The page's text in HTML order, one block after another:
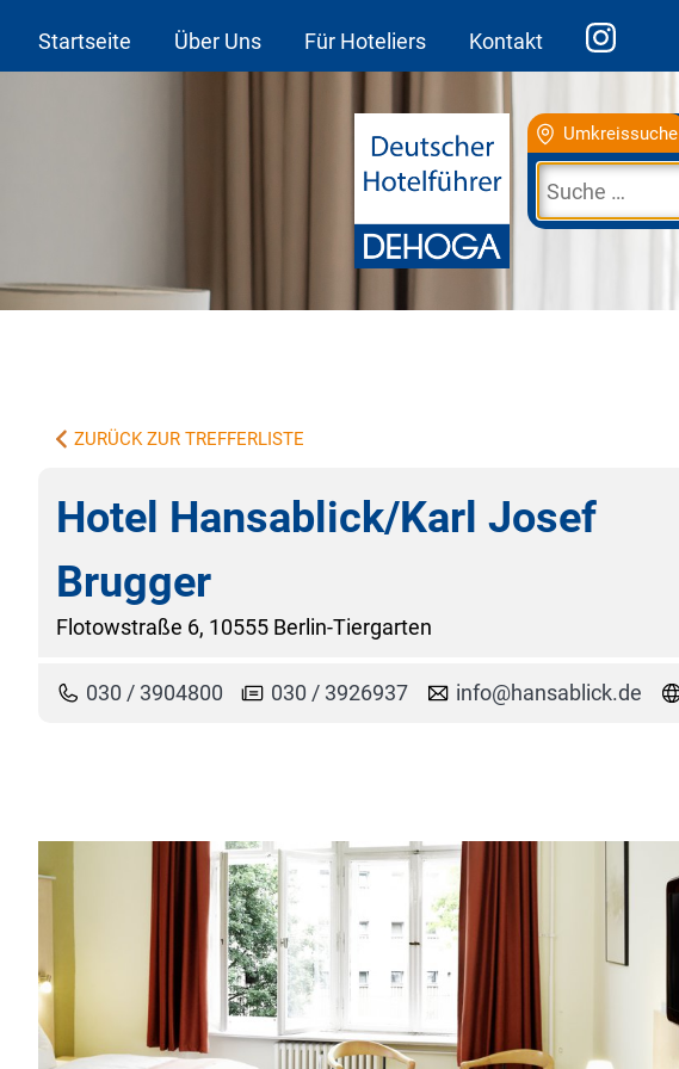
Startseite Über Uns Für Hoteliers Kontakt
Umkreissuche
ZURÜCK ZUR TREFFERLISTE
Hotel Hansablick/Karl Josef
Brugger
Flotowstraße 6, 10555 Berlin-Tiergarten
030 / 3904800 030 / 3926937 info@hansablick.de